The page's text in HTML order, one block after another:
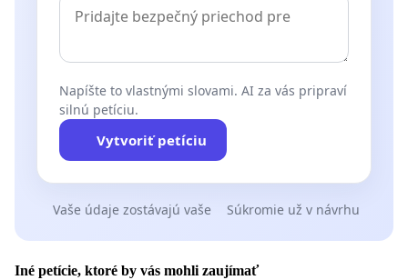
Napíšte to vlastnými slovami. AI za vás pripraví
silnú petíciu.
Vytvoriť petíciu
Vaše údaje zostávajú vaše Súkromie už v návrhu
Iné petície, ktoré by vás mohli zaujímať